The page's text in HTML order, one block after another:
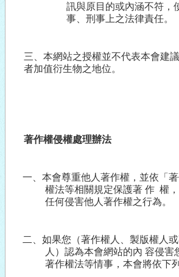
訊與原目的或內涵不符，
事、刑事上之法律責任。
三、本網站之授權並不代表本會建
者加值衍生物之地位。
著作權侵權處理辦法
一、本會尊重他人著作權，並依「
權法等相關規定保護著 作 權
任何侵害他人著作權之行為。
二、如果您（著作權人、製版權人
人）認為本會網站的內 容侵害
著作權法等情事，本會將依下